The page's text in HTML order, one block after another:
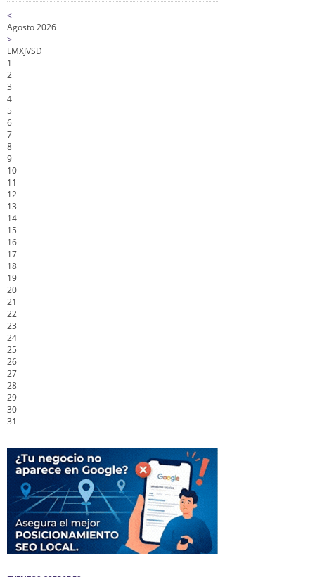
<
Agosto 2026
>
LMXJVSD
1
2
3
4
5
6
7
8
9
10
11
12
13
14
15
16
17
18
19
20
21
22
23
24
25
26
27
28
29
30
31